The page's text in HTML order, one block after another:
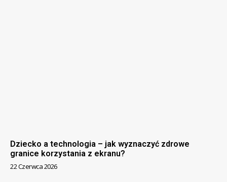
Dziecko a technologia – jak wyznaczyć zdrowe
granice korzystania z ekranu?
22 Czerwca 2026